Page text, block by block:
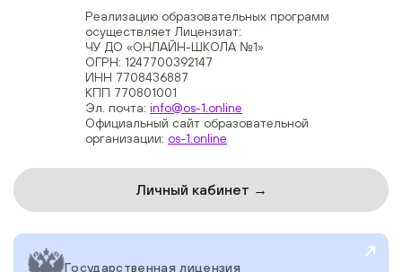
Реализацию образовательных программ
осуществляет Лицензиат:
ЧУ ДО «ОНЛАЙН-ШКОЛА №1»
ОГРН: 1247700392147
ИНН 7708436887
КПП 770801001
Эл. почта: info@os-1.online
Официальный сайт образовательной
организации: os-1.online
Личный кабинет →
Государственная лицензия